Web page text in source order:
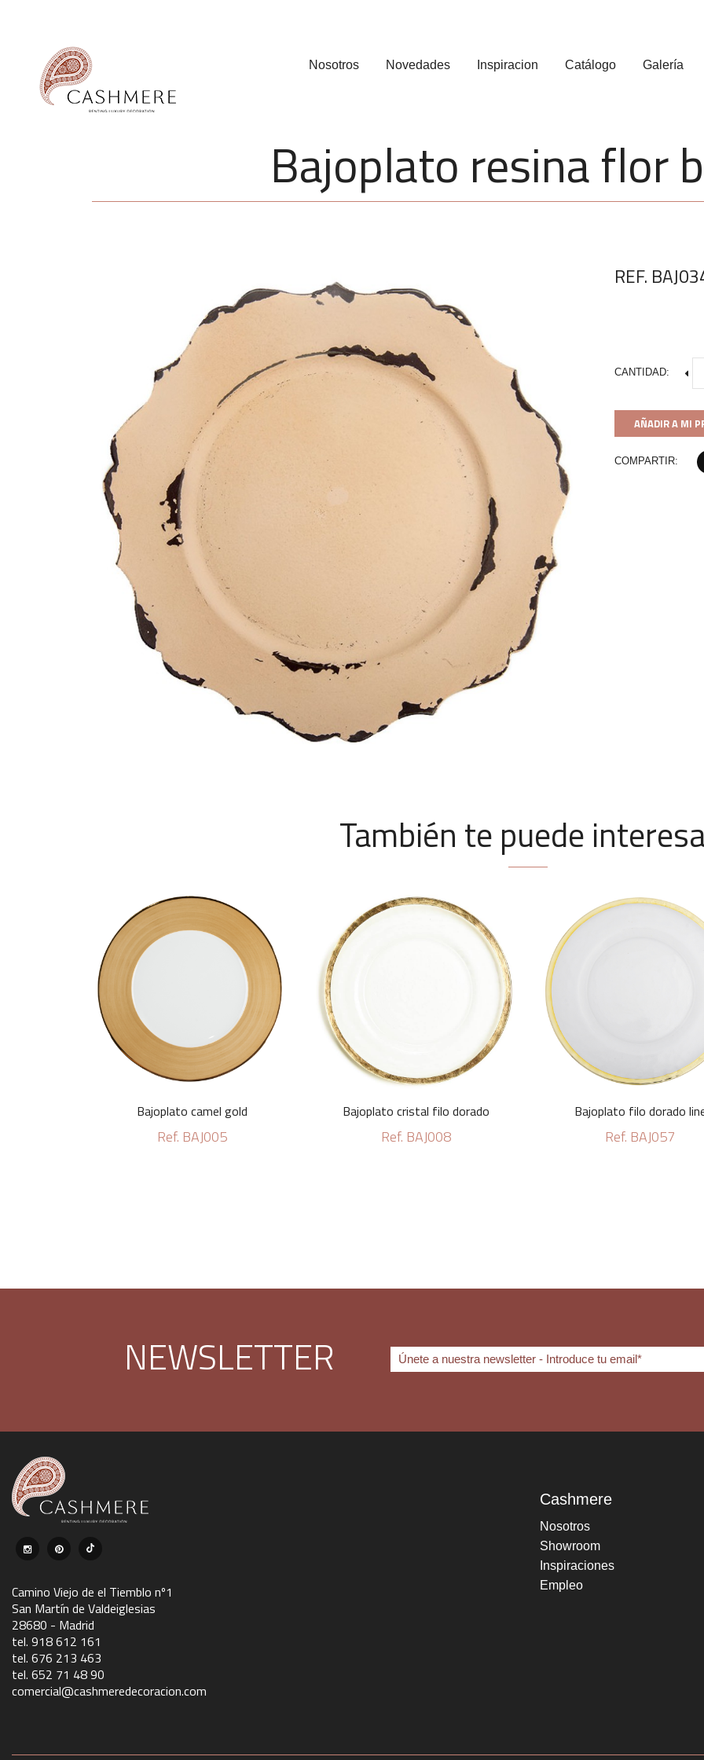
Nosotros Novedades Inspiracion Catálogo Galería
Bajoplato resina flor
REF.
CANTIDAD:
AÑADIR A MI
COMPARTIR:
También te puede
Bajoplato camel gold
Ref. BAJ005
Bajoplato cristal filo dorado
Ref. BAJ008
Bajoplato filo dorado
Ref. BAJ057
NEWSLETTER
Camino Viejo de el Tiemblo nº1
San Martín de Valdeiglesias
28680 - Madrid
tel. 918 612 161
tel. 676 213 463
tel. 652 71 48 90
comercial@cashmeredecoracion.com
Cashmere
Nosotros
Showroom
Inspiraciones
Empleo